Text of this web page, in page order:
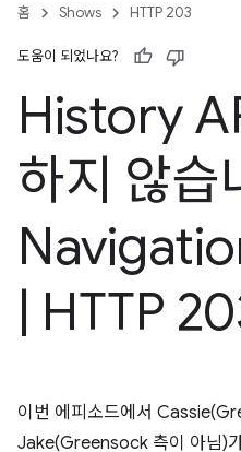
홈 Shows HTTP 203
도움이 되었나요?
History
하지 않습
HTTP
이번 에피소드에서
Jake(Greensock 측이 아님)